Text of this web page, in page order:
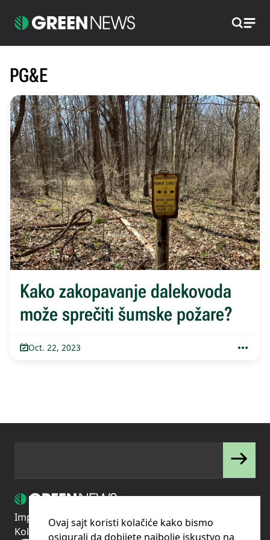
PG&E
Kako zakopavanje dalekovoda
može sprečiti šumske požare?
Oct. 22, 2023
Impressum Uslovi korišćenjaPolitika privatnosti
Kolačići
Pravila o korišćenju kolačića (cookies)
Ovaj sajt koristi kolačiće kako bismo
osigurali da dobijete najbolje iskustvo na